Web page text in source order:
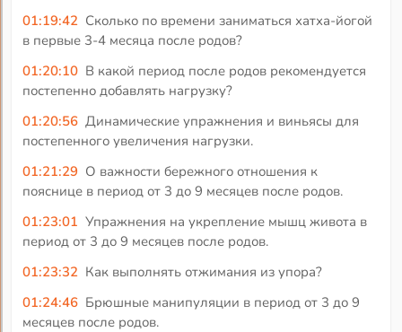
01:19:42 Сколько по времени заниматься хатха-йогой
в первые 3-4 месяца после родов?
01:20:10 В какой период после родов рекомендуется
постепенно добавлять нагрузку?
01:20:56 Динамические упражнения и виньясы для
постепенного увеличения нагрузки.
01:21:29 О важности бережного отношения к
пояснице в период от 3 до 9 месяцев после родов.
01:23:01 Упражнения на укрепление мышц живота в
период от 3 до 9 месяцев после родов.
01:23:32 Как выполнять отжимания из упора?
01:24:46 Брюшные манипуляции в период от 3 до 9
месяцев после родов.